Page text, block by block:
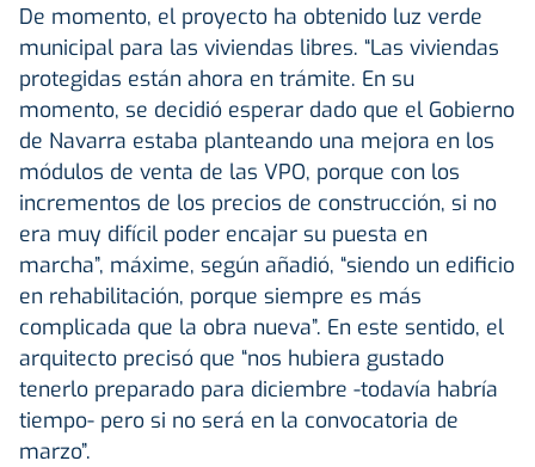
De momento, el proyecto ha obtenido luz verde
municipal para las viviendas libres. “Las viviendas
protegidas están ahora en trámite. En su
momento, se decidió esperar dado que el Gobierno
de Navarra estaba planteando una mejora en los
módulos de venta de las VPO, porque con los
incrementos de los precios de construcción, si no
era muy difícil poder encajar su puesta en
marcha”, máxime, según añadió, “siendo un edificio
en rehabilitación, porque siempre es más
complicada que la obra nueva”. En este sentido, el
arquitecto precisó que “nos hubiera gustado
tenerlo preparado para diciembre -todavía habría
tiempo- pero si no será en la convocatoria de
marzo”.